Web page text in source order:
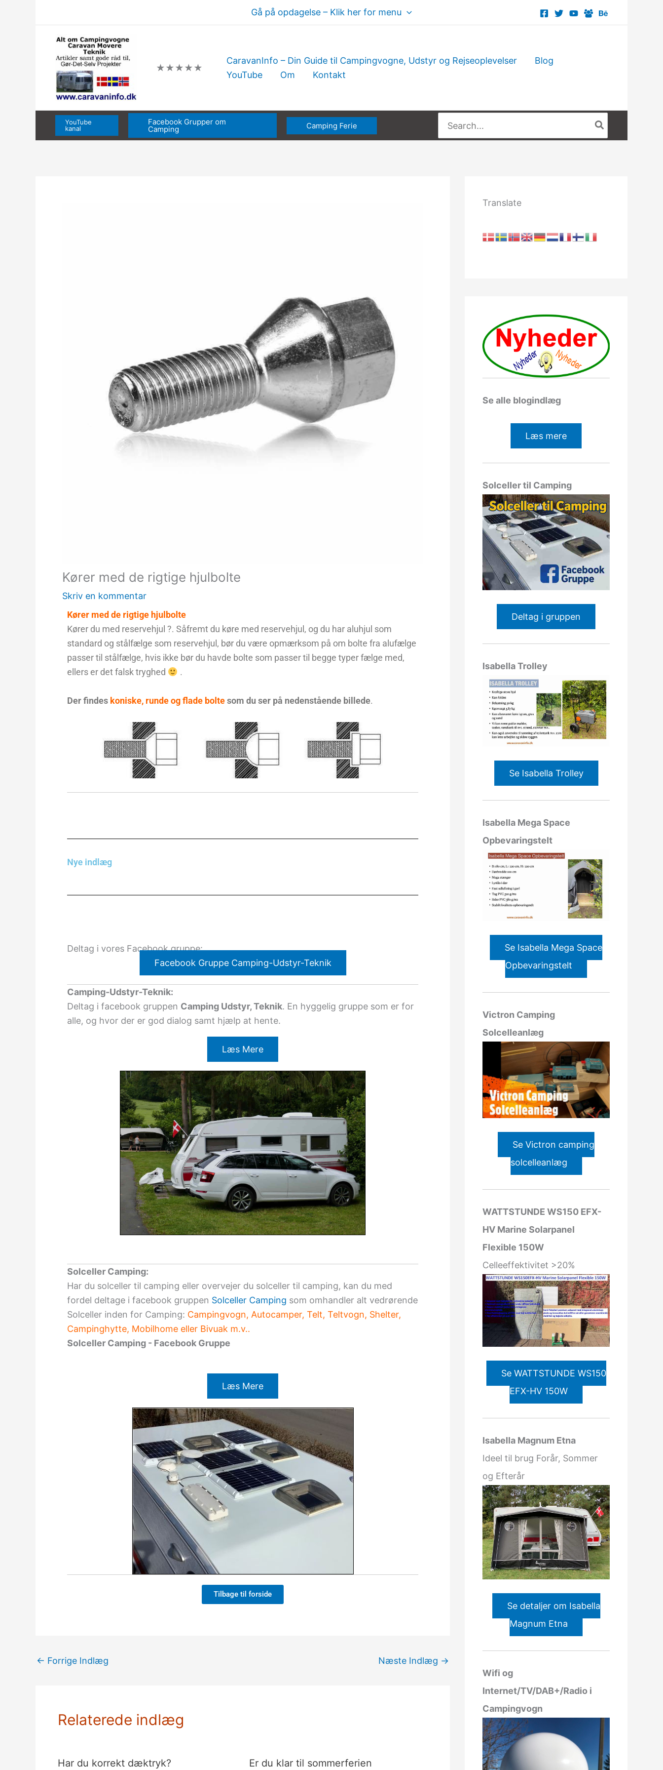
Gå på opdagelse – Klik her for menu
★★★★★
CaravanInfo – Din Guide til Campingvogne, Udstyr og Rejseoplevelser
Blog
YouTube
Om Kontakt
YouTube
kanal
Facebook Grupper om
Camping Camping Ferie
efter:
Kører med de rigtige hjulbolte
Skriv en kommentar
Kører med de rigtige hjulbolte
Kører du med reservehjul ?. Såfremt du køre med reservehjul, og du har aluhjul som
standard og stålfælge som reservehjul, bør du være opmærksom på om bolte fra alufælge
passer til stålfælge, hvis ikke bør du havde bolte som passer til begge typer fælge med,
ellers er det falsk tryghed
.
Der findes koniske, runde og flade boltesom du ser på nedenstående billede.
Nye indlæg
Deltag i vores Facebook gruppe:
Facebook Gruppe Camping-Udstyr-Teknik
Camping-Udstyr-Teknik:
Deltag i facebook gruppen Camping Udstyr, Teknik. En hyggelig gruppe som er for
alle, og hvor der er god dialog samt hjælp at hente.
Læs Mere
Solceller Camping:
Har du solceller til camping eller overvejer du solceller til camping, kan du med
fordel deltage i facebook gruppen Solceller Camping som omhandler alt vedrørende
Solceller inden for Camping: Campingvogn, Autocamper, Telt, Teltvogn, Shelter,
Campinghytte, Mobilhome eller Bivuak m.v..
Solceller Camping - Facebook Gruppe
Læs Mere
Tilbage til forside
← Forrige Indlæg Næste Indlæg →
Relaterede indlæg
Har du korrekt dæktryk? Er du klar til sommerferien
Translate
Se alle blogindlæg
Læs mere
Solceller til Camping
Deltag i gruppen
Isabella Trolley
Se Isabella Trolley
Isabella Mega Space
Opbevaringstelt
Se Isabella Mega Space
Opbevaringstelt
Victron Camping
Solcelleanlæg
Se Victron camping
solcelleanlæg
WATTSTUNDE WS150 EFX-
HV Marine Solarpanel
Flexible 150W
Celleeffektivitet >20%
Se WATTSTUNDE WS150
EFX-HV 150W
Isabella Magnum Etna
Ideel til brug Forår, Sommer
og Efterår
Se detaljer om Isabella
Magnum Etna
Wifi og
Internet/TV/DAB+/Radio i
Campingvogn